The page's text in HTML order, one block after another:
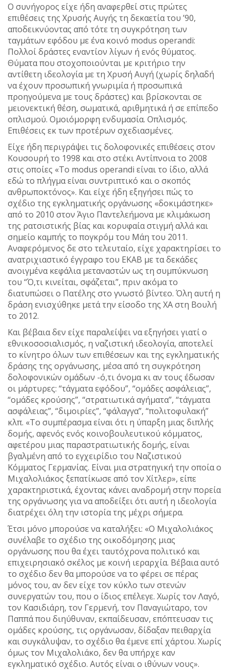
Ο συνήγορος είχε ήδη αναφερθεί στις πρώτες
επιθέσεις της Χρυσής Αυγής τη δεκαετία του ’90,
αποδεικνύοντας από τότε τη συγκρότηση των
ταγμάτων εφόδου με ένα κοινό modus operandi:
Πολλοί δράστες εναντίον λίγων ή ενός θύματος.
Θύματα που στοχοποιούνται με κριτήριο την
αντίθετη ιδεολογία με τη Χρυσή Αυγή (χωρίς δηλαδή
να έχουν προσωπική γνωριμία ή προσωπικά
προηγούμενα με τους δράστες) και βρίσκονται σε
μειονεκτική θέση, σωματικά, αριθμητικά ή σε επίπεδο
οπλισμού. Ομοιόμορφη ενδυμασία. Οπλισμός.
Επιθέσεις εκ των προτέρων σχεδιασμένες.
Είχε ήδη περιγράψει τις δολοφονικές επιθέσεις στον
Κουσουρή το 1998 και στο στέκι Αντίπνοια το 2008
στις οποίες «Το modus operandi είναι το ίδιο, αλλά
εδώ το πλήγμα είναι συντριπτικό και ο σκοπός
ανθρωποκτόνος». Και είχε ήδη εξηγήσει πώς το
σχέδιο της εγκληματικής οργάνωσης «δοκιμάστηκε»
από το 2010 στον Άγιο Παντελεήμονα με κλιμάκωση
της ρατσιστικής βίας και κορυφαία στιγμή αλλά και
σημείο καμπής το πογκρόμ του Μάη του 2011.
Αναφερόμενος δε στο τελευταίο, είχε χαρακτηρίσει το
ανατριχιαστικό έγγραφο του ΕΚΑΒ με τα δεκάδες
ανοιγμένα κεφάλια μεταναστών ως τη συμπύκνωση
του “Ό,τι κινείται, σφάζεται”, πριν ακόμα το
διατυπώσει ο Πατέλης στο γνωστό βίντεο. Όλη αυτή η
δράση ενισχύθηκε μετά την είσοδο της ΧΑ στη Βουλή
το 2012.
Και βέβαια δεν είχε παραλείψει να εξηγήσει γιατί ο
εθνικοσοσιαλισμός, η ναζιστική ιδεολογία, αποτελεί
το κίνητρο όλων των επιθέσεων και της εγκληματικής
δράσης της οργάνωσης, μέσα από τη συγκρότηση
δολοφονικών ομάδων -ό,τι όνομα κι αν τους έδωσαν
οι μάρτυρες: “τάγματα εφόδου”, “ομάδες ασφάλειας”,
“ομάδες κρούσης”, “στρατιωτικά αγήματα”, “τάγματα
ασφάλειας”, “διμοιρίες”, “φάλαγγα”, “πολιτοφυλακή”
κλπ. «Το συμπέρασμα είναι ότι η ύπαρξη μιας διπλής
δομής, αφενός ενός κοινοβουλευτικού κόμματος,
αφετέρου μιας παραστρατιωτικής δομής, είναι
βγαλμένη από το εγχειρίδιο του Ναζιστικού
Κόμματος Γερμανίας. Είναι μια στρατηγική την οποία ο
Μιχαλολιάκος ξεπατίκωσε από τον Χίτλερ», είπε
χαρακτηριστικά, έχοντας κάνει αναδρομή στην πορεία
της οργάνωσης για να αποδείξει ότι αυτή η ιδεολογία
διατρέχει όλη την ιστορία της μέχρι σήμερα.
Έτσι μόνο μπορούσε να καταλήξει: «Ο Μιχαλολιάκος
συνέλαβε το σχέδιο της οικοδόμησης μιας
οργάνωσης που θα έχει ταυτόχρονα πολιτικό και
επιχειρησιακό σκέλος με κοινή ιεραρχία. Βέβαια αυτό
το σχέδιο δεν θα μπορούσε να το φέρει σε πέρας
μόνος του, αν δεν είχε τον κύκλο των στενών
συνεργατών του, που ο ίδιος επέλεγε. Χωρίς τον Λαγό,
τον Κασιδιάρη, τον Γερμενή, τον Παναγιώταρο, τον
Παππά που διηύθυναν, εκπαίδευσαν, επόπτευσαν τις
ομάδες κρούσης, τις οργάνωσαν, δίδαξαν πειθαρχία
και συγκάλυψαν, το σχέδιο θα έμενε επί χάρτου. Χωρίς
όμως τον Μιχαλολιάκο, δεν θα υπήρχε καν
εγκληματικό σχέδιο. Αυτός είναι ο ιθύνων νους».